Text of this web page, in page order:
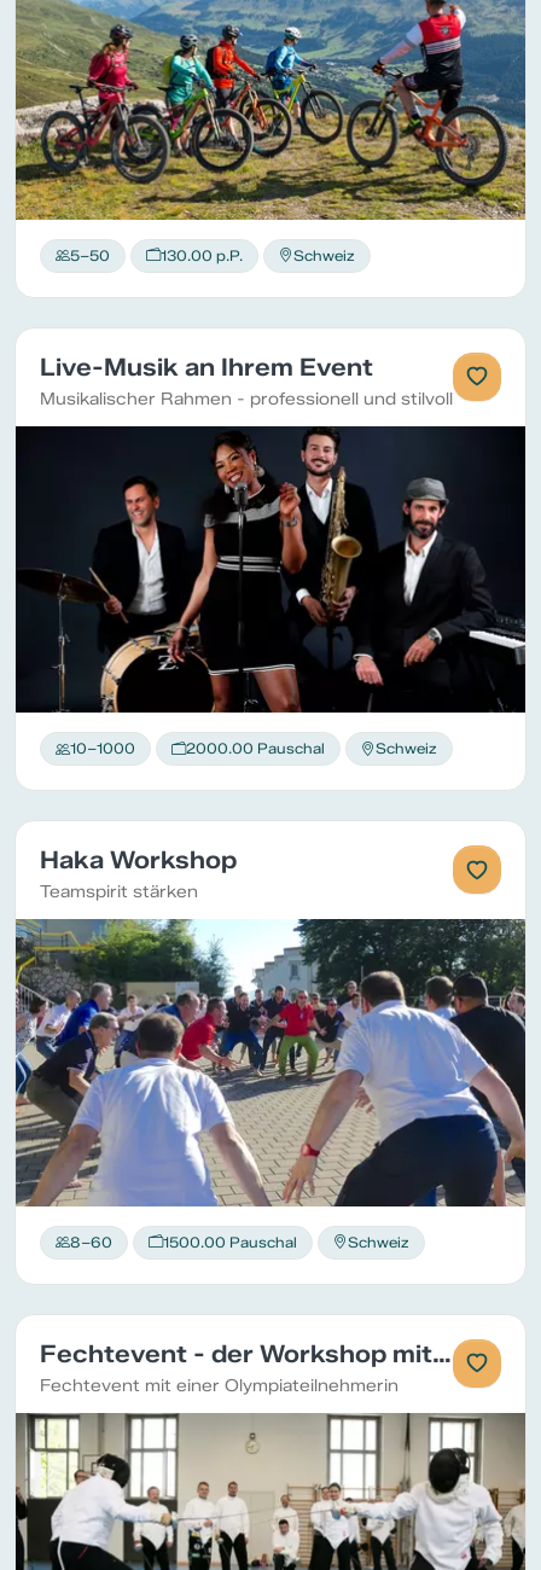
5–50 130.00 p.P. Schweiz
Live-Musik an Ihrem Event
Musikalischer Rahmen - professionell und stilvoll
10–1000 2000.00 Pauschal Schweiz
Haka Workshop
Teamspirit stärken
8–60 1500.00 Pauschal Schweiz
Fechtevent - der Workshop mit Spannung
Fechtevent mit einer Olympiateilnehmerin